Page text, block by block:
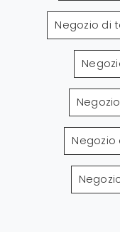
Negozio di